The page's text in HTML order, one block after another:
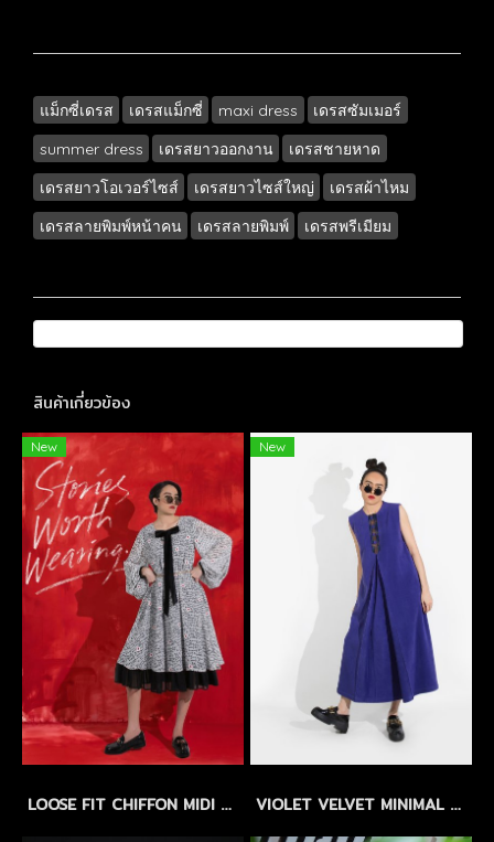
แม็กซี่เดรส เดรสแม็กซี่ maxi dress
เดรสซัมเมอร์
summer dress
เดรสยาวออกงาน
เดรสชายหาด
เดรสยาวโอเวอร์ไซส์
เดรสยาวไซส์ใหญ่
เดรสผ้าไหม
เดรสลายพิมพ์หน้าคน
เดรสลายพิมพ์ เดรสพรีเมียม
สินค้าเกี่ยวข้อง
New
LOOSE FIT CHIFFON MIDI DRESS with FLORAL EMBROIDERY - เดรสทรงหลวม ผ้าชีฟองปักลายดอกไม้ แขนบอลลูน กระโปรงระบาย 2 ชั้น
New
VIOLET VELVET MINIMAL DRESS by WLS - เดรสผ้าสักกะหลาดเนื้อสัมผัสกำมะหยี่ สีม่วง